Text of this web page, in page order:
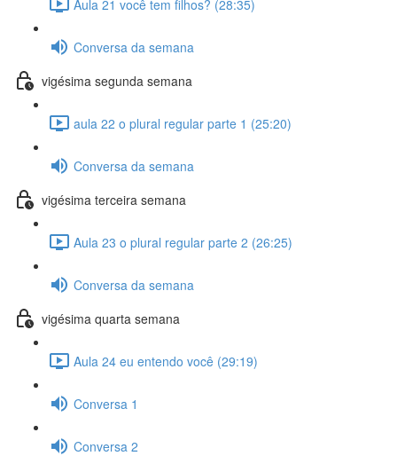
Aula 21 você tem filhos? (28:35)
Conversa da semana
vigésima segunda semana
aula 22 o plural regular parte 1 (25:20)
Conversa da semana
vigésima terceira semana
Aula 23 o plural regular parte 2 (26:25)
Conversa da semana
vigésima quarta semana
Aula 24 eu entendo você (29:19)
Conversa 1
Conversa 2